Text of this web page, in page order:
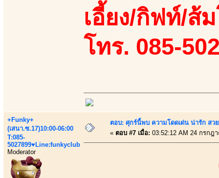
เอี้ยง/กิฟท์/ส้
โทร. 085-
+Funky+
(เสนา.ซ.17)10:00-06:00
T:085-
5027899♥Line:funkyclub
Moderator
ตอบ: ศุกร์นี้พบ ความโดดเด่น น่ารัก สว
« ตอบ #7 เมื่อ: 03:52:12 AM 24 กรกฎ